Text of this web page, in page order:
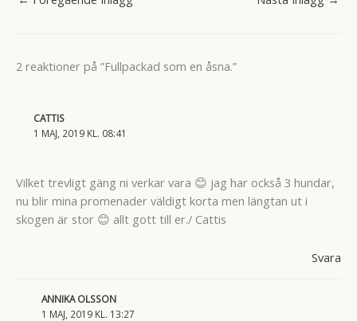
2 reaktioner på ”Fullpackad som en åsna.”
CATTIS
1 MAJ, 2019 KL. 08:41
Vilket trevligt gäng ni verkar vara 😊 jag har också 3 hundar,
nu blir mina promenader väldigt korta men längtan ut i
skogen är stor 😊 allt gott till er./ Cattis
Svara
ANNIKA OLSSON
1 MAJ, 2019 KL. 13:27